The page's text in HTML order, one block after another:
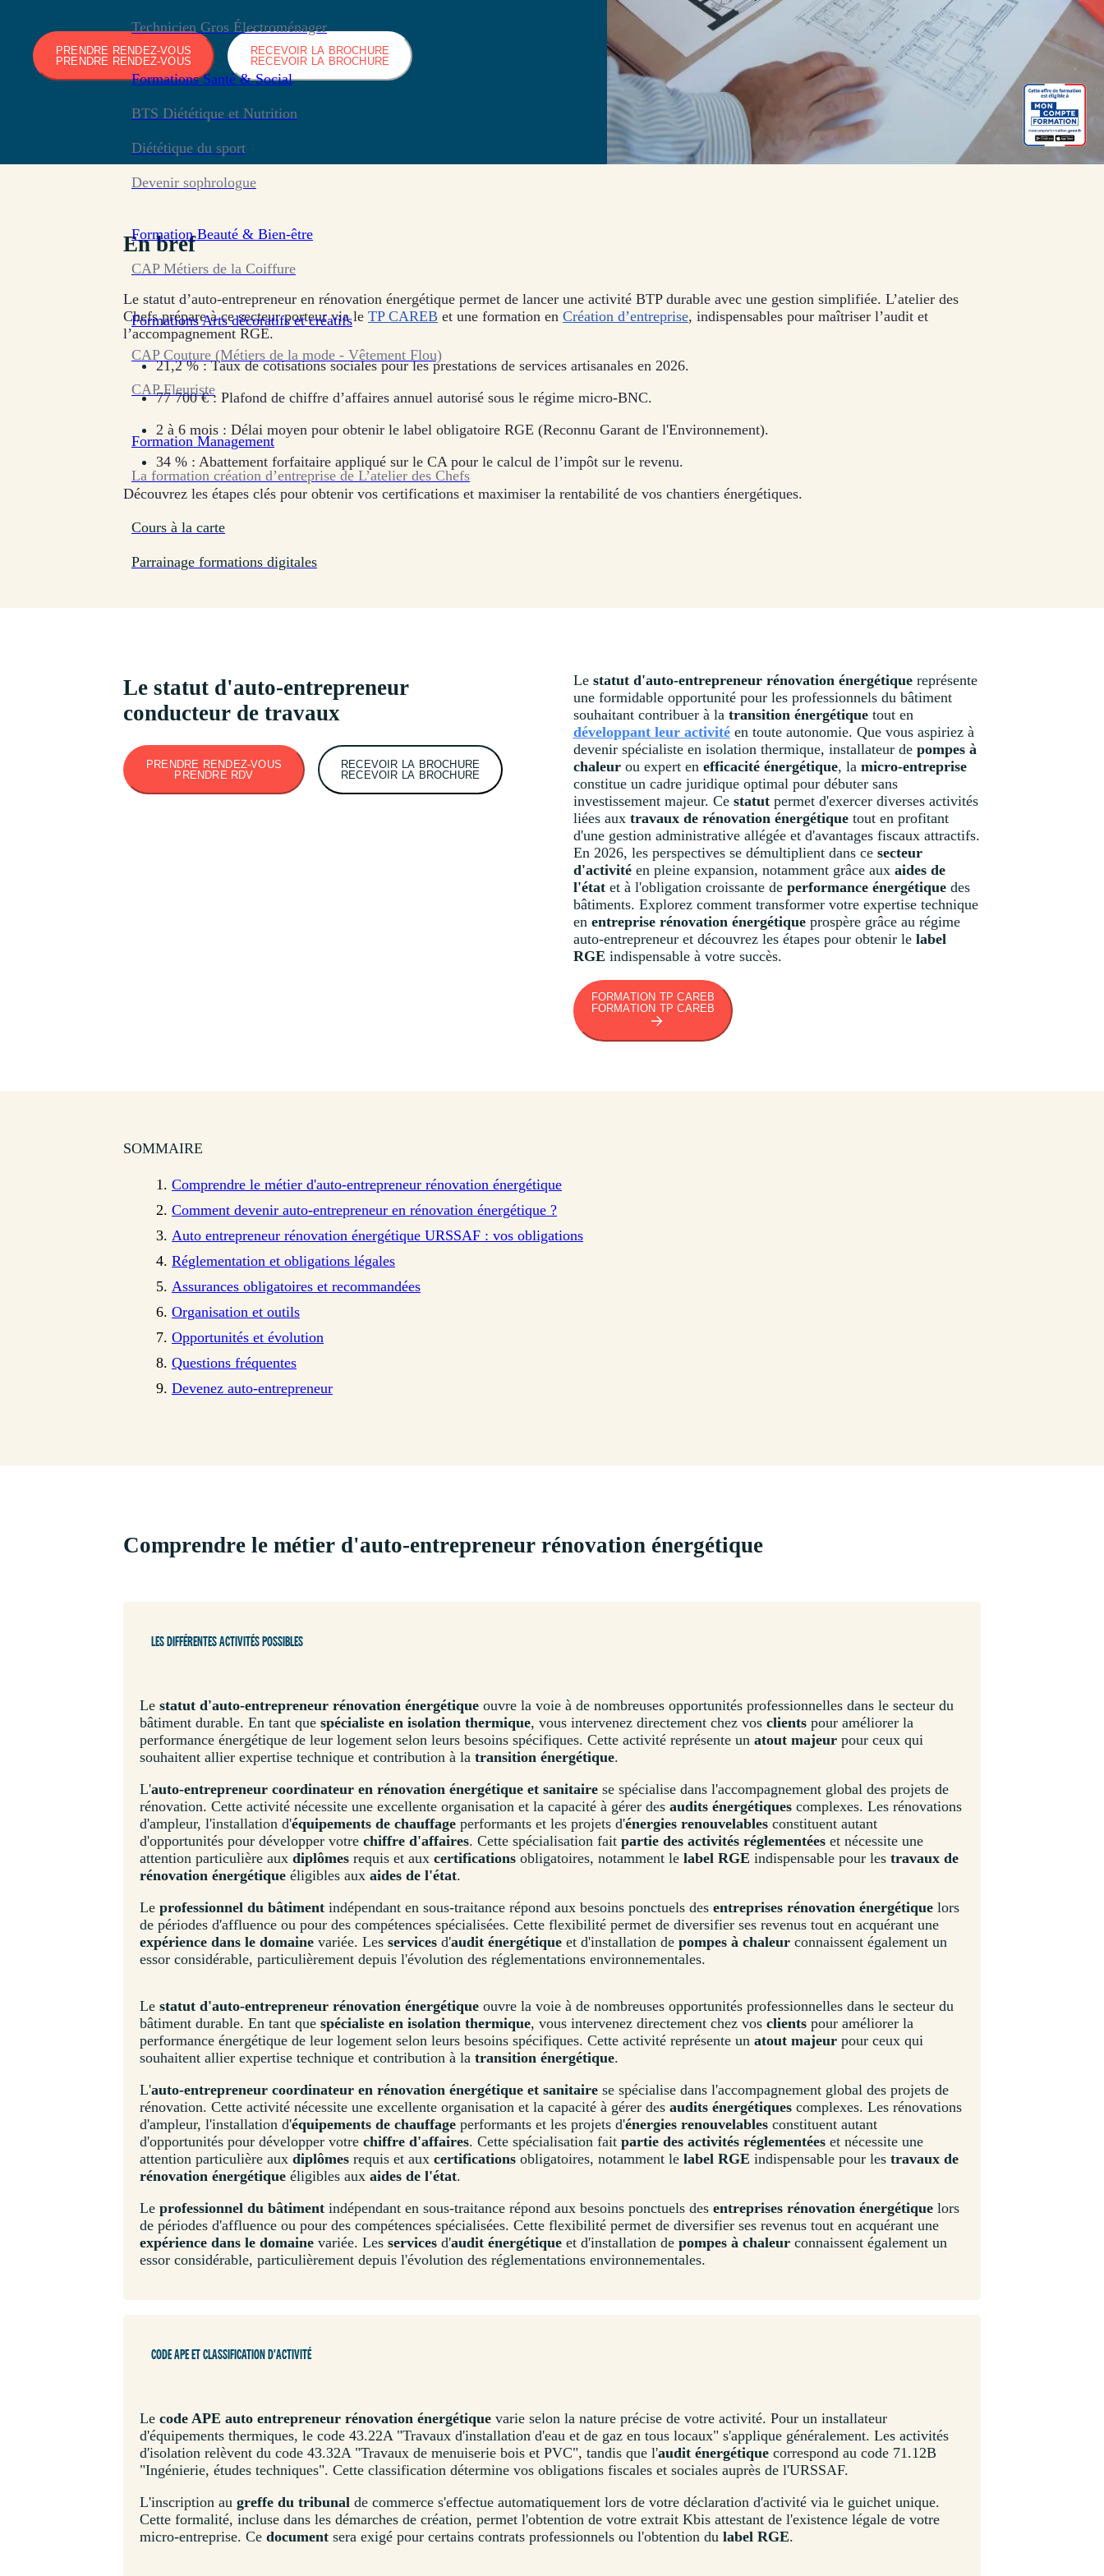
Technicien Gros Électroménager
Formations Santé & Social
BTS Diététique et Nutrition
Diététique du sport
Devenir sophrologue
Formation Beauté & Bien-être
CAP Métiers de la Coiffure
Formations Arts décoratifs et créatifs
CAP Couture (Métiers de la mode - Vêtement Flou)
CAP Fleuriste
Formation Management
La formation création d’entreprise de L’atelier des Chefs
Cours à la carte
Parrainage formations digitales
PRENDRE RENDEZ-VOUS
PRENDRE RENDEZ-VOUS
RECEVOIR LA BROCHURE
RECEVOIR LA BROCHURE
En bref
Le statut d’auto-entrepreneur en rénovation énergétique permet de lancer une activité BTP durable avec une gestion simplifiée. L’atelier des
Chefs prépare à ce secteur porteur via le TP CAREB et une formation en Création d’entreprise, indispensables pour maîtriser l’audit et
l’accompagnement RGE.
21,2 % : Taux de cotisations sociales pour les prestations de services artisanales en 2026.
77 700 € : Plafond de chiffre d’affaires annuel autorisé sous le régime micro-BNC.
2 à 6 mois : Délai moyen pour obtenir le label obligatoire RGE (Reconnu Garant de l'Environnement).
34 % : Abattement forfaitaire appliqué sur le CA pour le calcul de l’impôt sur le revenu.
Découvrez les étapes clés pour obtenir vos certifications et maximiser la rentabilité de vos chantiers énergétiques.
Le statut d'auto-entrepreneur
conducteur de travaux
PRENDRE RENDEZ-VOUS
PRENDRE RDV
RECEVOIR LA BROCHURE
RECEVOIR LA BROCHURE
Le statut d'auto-entrepreneur rénovation énergétiquereprésente
une formidable opportunité pour les professionnels du bâtiment
souhaitant contribuer à la transition énergétiquetout en
développant leur activitéen toute autonomie. Que vous aspiriez à
devenir spécialiste en isolation thermique, installateur de pompes à
chaleurou expert en efficacité énergétique, la micro-entreprise
constitue un cadre juridique optimal pour débuter sans
investissement majeur. Ce statutpermet d'exercer diverses activités
liées aux travaux de rénovation énergétiquetout en profitant
d'une gestion administrative allégée et d'avantages fiscaux attractifs.
En 2026, les perspectives se démultiplient dans ce secteur
d'activitéen pleine expansion, notamment grâce aux aides de
l'étatet à l'obligation croissante de performance énergétiquedes
bâtiments. Explorez comment transformer votre expertise technique
en entreprise rénovation énergétiqueprospère grâce au régime
auto-entrepreneur et découvrez les étapes pour obtenir le label
RGE indispensable à votre succès.
FORMATION TP CAREB
FORMATION TP CAREB
SOMMAIRE
Comprendre le métier d'auto-entrepreneur rénovation énergétique
Comment devenir auto-entrepreneur en rénovation énergétique ?
Auto entrepreneur rénovation énergétique URSSAF : vos obligations
Réglementation et obligations légales
Assurances obligatoires et recommandées
Organisation et outils
Opportunités et évolution
Questions fréquentes
Devenez auto-entrepreneur
Comprendre le métier d'auto-entrepreneur rénovation énergétique
LES DIFFÉRENTES ACTIVITÉS POSSIBLES
Le statut d'auto-entrepreneur rénovation énergétique ouvre la voie à de nombreuses opportunités professionnelles dans le secteur du
bâtiment durable. En tant que spécialiste en isolation thermique, vous intervenez directement chez vos clients pour améliorer la
performance énergétique de leur logement selon leurs besoins spécifiques. Cette activité représente un atout majeur pour ceux qui
souhaitent allier expertise technique et contribution à la transition énergétique.
L'auto-entrepreneur coordinateur en rénovation énergétique et sanitaire se spécialise dans l'accompagnement global des projets de
rénovation. Cette activité nécessite une excellente organisation et la capacité à gérer des audits énergétiques complexes. Les rénovations
d'ampleur, l'installation d'équipements de chauffage performants et les projets d'énergies renouvelables constituent autant
d'opportunités pour développer votre chiffre d'affaires. Cette spécialisation fait partie des activités réglementées et nécessite une
attention particulière aux diplômes requis et aux certifications obligatoires, notamment le label RGE indispensable pour les travaux de
rénovation énergétique éligibles aux aides de l'état.
Le professionnel du bâtiment indépendant en sous-traitance répond aux besoins ponctuels des entreprises rénovation énergétique lors
de périodes d'affluence ou pour des compétences spécialisées. Cette flexibilité permet de diversifier ses revenus tout en acquérant une
expérience dans le domaine variée. Les services d'audit énergétique et d'installation de pompes à chaleur connaissent également un
essor considérable, particulièrement depuis l'évolution des réglementations environnementales.
Le statut d'auto-entrepreneur rénovation énergétique ouvre la voie à de nombreuses opportunités professionnelles dans le secteur du
bâtiment durable. En tant que spécialiste en isolation thermique, vous intervenez directement chez vos clients pour améliorer la
performance énergétique de leur logement selon leurs besoins spécifiques. Cette activité représente un atout majeur pour ceux qui
souhaitent allier expertise technique et contribution à la transition énergétique.
L'auto-entrepreneur coordinateur en rénovation énergétique et sanitaire se spécialise dans l'accompagnement global des projets de
rénovation. Cette activité nécessite une excellente organisation et la capacité à gérer des audits énergétiques complexes. Les rénovations
d'ampleur, l'installation d'équipements de chauffage performants et les projets d'énergies renouvelables constituent autant
d'opportunités pour développer votre chiffre d'affaires. Cette spécialisation fait partie des activités réglementées et nécessite une
attention particulière aux diplômes requis et aux certifications obligatoires, notamment le label RGE indispensable pour les travaux de
rénovation énergétique éligibles aux aides de l'état.
Le professionnel du bâtiment indépendant en sous-traitance répond aux besoins ponctuels des entreprises rénovation énergétique lors
de périodes d'affluence ou pour des compétences spécialisées. Cette flexibilité permet de diversifier ses revenus tout en acquérant une
expérience dans le domaine variée. Les services d'audit énergétique et d'installation de pompes à chaleur connaissent également un
essor considérable, particulièrement depuis l'évolution des réglementations environnementales.
CODE APE ET CLASSIFICATION D'ACTIVITÉ
Le code APE auto entrepreneur rénovation énergétique varie selon la nature précise de votre activité. Pour un installateur
d'équipements thermiques, le code 43.22A "Travaux d'installation d'eau et de gaz en tous locaux" s'applique généralement. Les activités
d'isolation relèvent du code 43.32A "Travaux de menuiserie bois et PVC", tandis que l'audit énergétique correspond au code 71.12B
"Ingénierie, études techniques". Cette classification détermine vos obligations fiscales et sociales auprès de l'URSSAF.
L'inscription au greffe du tribunal de commerce s'effectue automatiquement lors de votre déclaration d'activité via le guichet unique.
Cette formalité, incluse dans les démarches de création, permet l'obtention de votre extrait Kbis attestant de l'existence légale de votre
micro-entreprise. Ce document sera exigé pour certains contrats professionnels ou l'obtention du label RGE.